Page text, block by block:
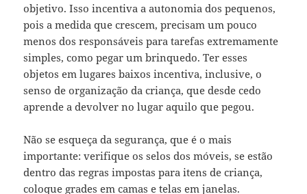
objetivo. Isso incentiva a autonomia dos pequenos,
pois a medida que crescem, precisam um pouco
menos dos responsáveis para tarefas extremamente
simples, como pegar um brinquedo. Ter esses
objetos em lugares baixos incentiva, inclusive, o
senso de organização da criança, que desde cedo
aprende a devolver no lugar aquilo que pegou.
Não se esqueça da segurança, que é o mais
importante: verifique os selos dos móveis, se estão
dentro das regras impostas para itens de criança,
coloque grades em camas e telas em janelas.